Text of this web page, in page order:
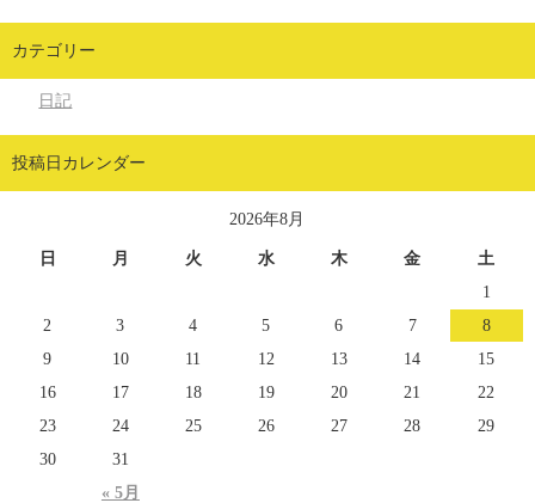
カテゴリー
日記
投稿日カレンダー
2026年8月
日 月 火 水 木 金 土
« 5月
1
2
3 4 5 6 7
8
9
10 11 12 13 14
15
16
17 18 19 20 21
22
23
24 25 26 27 28
29
30
31